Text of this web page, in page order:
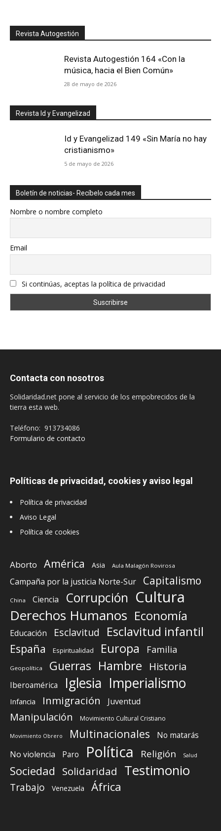
Revista Autogestión
Revista Autogestión 164 «Con la
música, hacia el Bien Común»
28 de mayo de 2026
Revista Id y Evangelizad
Id y Evangelizad 149 «Sin María no hay
cristianismo»
5 de mayo de 2026
Boletín de noticias- Recíbelo cada mes
Nombre o nombre completo
Email
Si continúas, aceptas la política de privacidad
Contacta con nosotros
Solidaridad.net pone al servicio de los empobrecidos de la
tierra esta web.
Teléfono: 913734086
Formulario de contacto
Políticas de privacidad, cookies y aviso legal
Política de privacidad
Aviso Legal
Política de cookies
Aborto América Asia Aula Malagón Rovirosa
Campaña por la justicia Norte-Sur Capitalismo
China Ciencia Corrupción Cultura
Derechos Humanos Economía
Educación Esclavitud Esclavitud infantil
España Espiritualidad Europa Familia
Geopolítica Guerras Hambre Historia
Iberoamérica Iglesia Imperialismo
Infancia Inmigración Juventud
Manipulación Movimiento Cultural Cristiano
Movimiento Obrero Multinacionales
No matarás
No violencia
Paro Política Religión Salud
Sociedad Solidaridad Testimonio
Trabajo Venezuela África